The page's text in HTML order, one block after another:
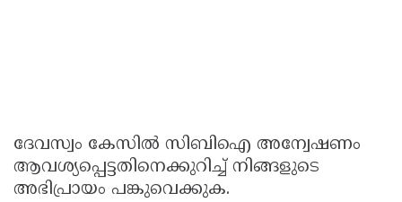
ദേവസ്വം കേസിൽ സിബിഐ അന്വേഷണം
ആവശ്യപ്പെട്ടതിനെക്കുറിച്ച് നിങ്ങളുടെ
അഭിപ്രായം പങ്കുവെക്കുക.